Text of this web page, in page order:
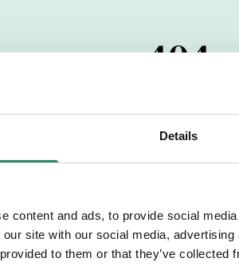
Details
content and ads, to provide social
site with our social media,
to them or that they’ve
404
har passerats. Vi
dig med mer information om
Tillbaka till